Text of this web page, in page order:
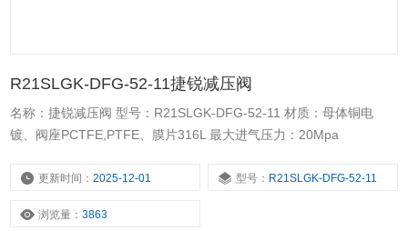
R21SLGK-DFG-52-11捷锐减压阀
名称：捷锐减压阀 型号：R21SLGK-DFG-52-11 材质：母体铜电
镀、阀座PCTFE,PTFE、膜片316L 最大进气压力：20Mpa
更新时间：2025-12-01 型号： R21SLGK-DFG-52-11
浏览量：3863